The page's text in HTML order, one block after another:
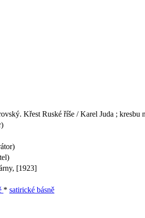
Křest Ruské říše / Karel Juda ;
[1923]
* satirické básně